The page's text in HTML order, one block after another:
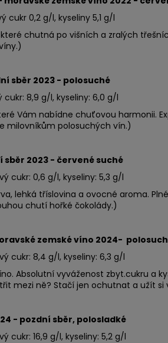
cukr 0,2 g/l, kyseliny 5,1 g/l
chutná po višních a zralých
sběr 2023 - polosuché
cukr: 8,9 g/l, kyseliny: 6,0 g/l
Vám nabídne chuťovou harmonii.
milovníkům polosuchých vín.)
2023 - červené suché
cukr: 0,6 g/l, kyseliny: 5,3 g/l
lehká tříslovina a ovocné aroma.
chutí hořké čokolády.)
zemské víno 2024-
cukr: 8,4 g/l, kyseliny: 6,3 g/l
Absolutní vyváženost zbyt.cukru a
mezi ně? Stačí jen ochutnat a užít si
- pozdní sběr, polosladké
cukr: 16,9 g/l, kyseliny: 5,2 g/l